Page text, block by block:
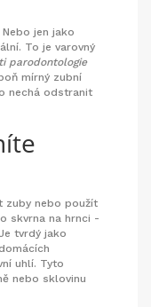
jen jako
To je varovný
parodontologie
mírný zubní
nechá odstranit
zuby nebo použít
skvrna na hrnci -
tvrdý jako
uhlí. Tyto
nebo sklovinu